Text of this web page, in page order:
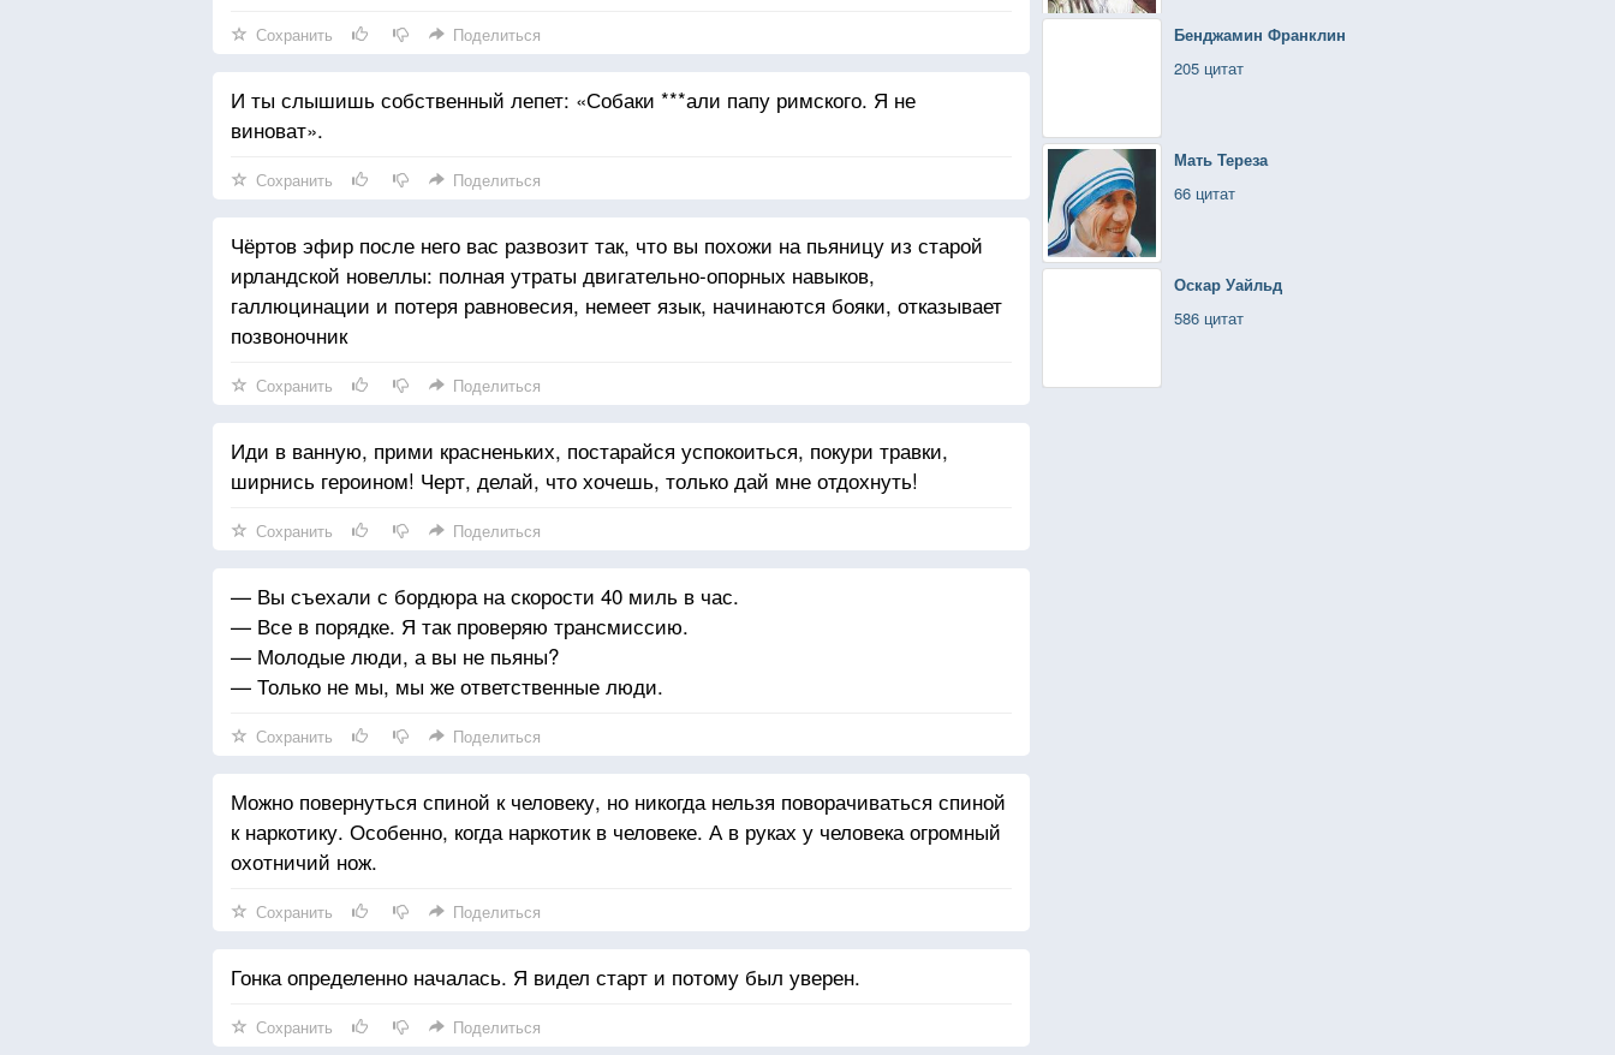
Бенджамин Франклин
205 цитат
Мать Тереза
66 цитат
Оскар Уайльд
586 цитат
Сохранить Поделиться
И ты слышишь собственный лепет: «Собаки ***али папу римского. Я не
виноват».
Сохранить Поделиться
Чёртов эфир после него вас развозит так, что вы похожи на пьяницу из старой
ирландской новеллы: полная утраты двигательно-опорных навыков,
галлюцинации и потеря равновесия, немеет язык, начинаются бояки, отказывает
позвоночник
Сохранить Поделиться
Иди в ванную, прими красненьких, постарайся успокоиться, покури травки,
ширнись героином! Черт, делай, что хочешь, только дай мне отдохнуть!
Сохранить Поделиться
— Вы съехали с бордюра на скорости 40 миль в час.
— Все в порядке. Я так проверяю трансмиссию.
— Молодые люди, а вы не пьяны?
— Только не мы, мы же ответственные люди.
Сохранить Поделиться
Можно повернуться спиной к человеку, но никогда нельзя поворачиваться спиной
к наркотику. Особенно, когда наркотик в человеке. А в руках у человека огромный
охотничий нож.
Сохранить Поделиться
Гонка определенно началась. Я видел старт и потому был уверен.
Сохранить Поделиться